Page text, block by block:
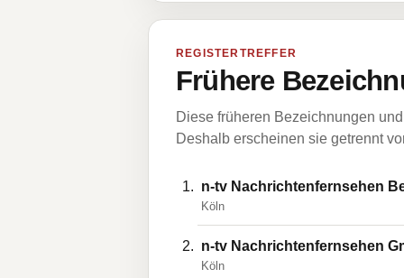
REGISTERTREFFER
Frühere
Diese früheren Bezeichnungen
Deshalb erscheinen sie getrennt
n-tv Nachrichtenfernsehen
Köln
n-tv Nachrichtenfernsehen
Köln